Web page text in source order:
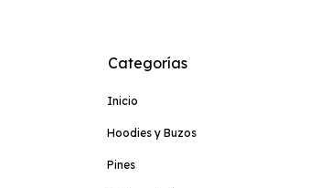
Categorías
Inicio
Hoodies y Buzos
Pines